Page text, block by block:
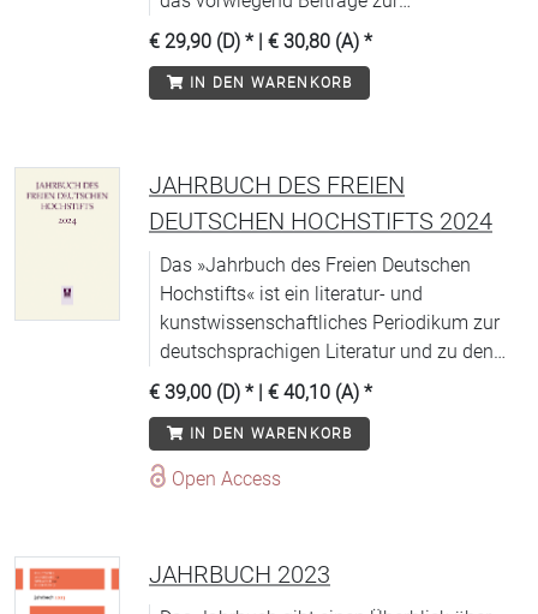
deutschsprachigen Literatur von der
Aufklärung bis zur Gegenwart
veröffentlicht. Diese Zeitspanne entspricht
Deutschen Schillergesellschaft getragen
wird.
€ 29,90 (D) * | € 30,80 (A) *
IN DEN WARENKORB
JAHRBUCH DES FREIEN
DEUTSCHEN HOCHSTIFTS 2024
Das »Jahrbuch des Freien Deutschen
Hochstifts« ist ein literatur- und
kunstwissenschaftliches Periodikum zur
deutschsprachigen Literatur und zu den
Wechselbeziehungen zwischen Dichtung
und Kunst.
€ 39,00 (D) * | € 40,10 (A) *
IN DEN WARENKORB
Open Access
JAHRBUCH 2023